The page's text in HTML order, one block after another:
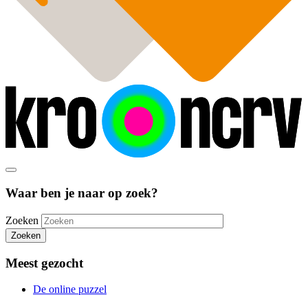
Waar ben je naar op zoek?
Zoeken
Zoeken
Meest gezocht
De online puzzel